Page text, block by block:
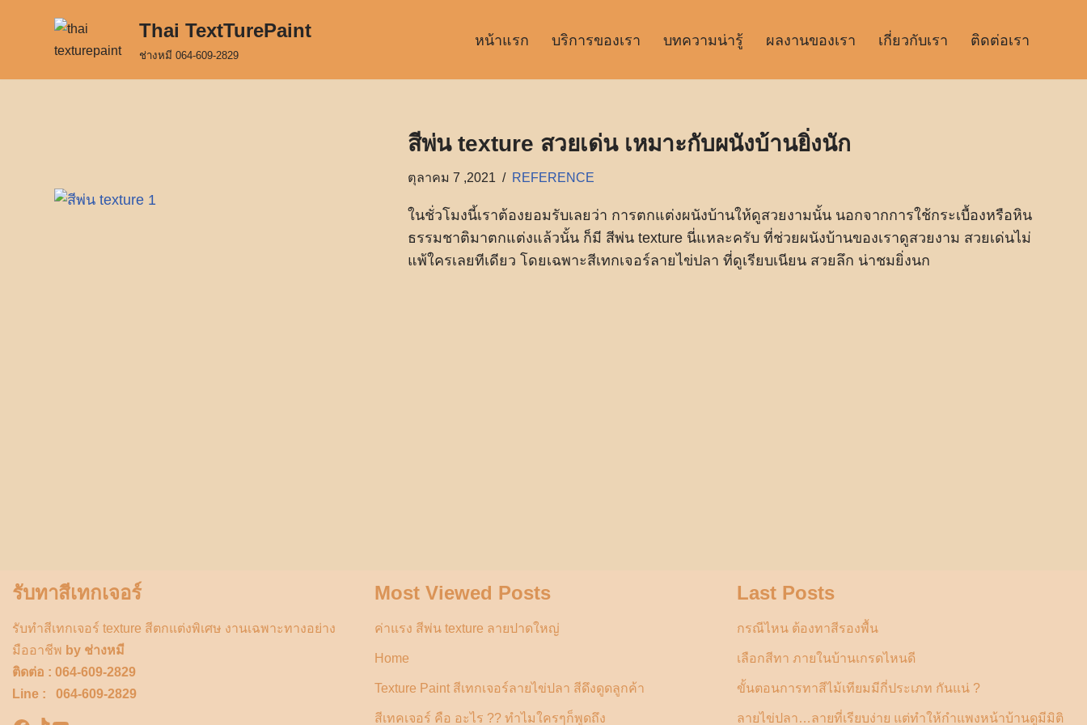
Thai TextTurePaint
ช่างหมี 064-609-2829
หน้าแรก บริการของเรา บทความน่ารู้ ผลงานของเรา เกี่ยวกับเรา ติดต่อเรา
สีพ่น texture สวยเด่น เหมาะกับผนังบ้านยิ่งนัก
ตุลาคม 7 ,2021 REFERENCE
ในชั่วโมงนี้เราต้องยอมรับเลยว่า การตกแต่งผนังบ้านให้ดูสวยงามนั้น นอกจากการใช้กระเบื้องหรือหิน
ธรรมชาติมาตกแต่งแล้วนั้น ก็มี สีพ่น texture นี่แหละครับ ที่ช่วยผนังบ้านของเราดูสวยงาม สวยเด่นไม่
แพ้ใครเลยทีเดียว โดยเฉพาะสีเทกเจอร์ลายไข่ปลา ที่ดูเรียบเนียน สวยลึก น่าชมยิ่งนก
รับทาสีเทกเจอร์
รับทำสีเทกเจอร์ texture สีตกแต่งพิเศษ งานเฉพาะทางอย่าง
มืออาชีพ by ช่างหมี
ติดต่อ : 064-609-2829
Line : 064-609-2829
Most Viewed Posts
ค่าแรง สีพ่น texture ลายปาดใหญ่
Home
Texture Paint สีเทกเจอร์ลายไข่ปลา สีดึงดูดลูกค้า
สีเทคเจอร์ คือ อะไร ?? ทำไมใครๆก็พูดถึง
Last Posts
กรณีไหน ต้องทาสีรองพื้น
เลือกสีทา ภายในบ้านเกรดไหนดี
ขั้นตอนการทาสีไม้เทียมมีกี่ประเภท กันแน่ ?
ลายไข่ปลา…ลายที่เรียบง่าย แต่ทำให้กำแพงหน้าบ้านดูมีมิติ